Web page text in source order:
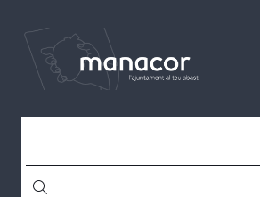
content